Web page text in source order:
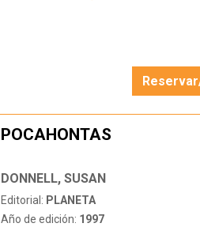
POCAHONTAS
DONNELL, SUSAN
Editorial: PLANETA
Año de edición: 1997